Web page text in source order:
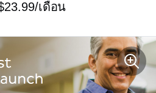
เดือน